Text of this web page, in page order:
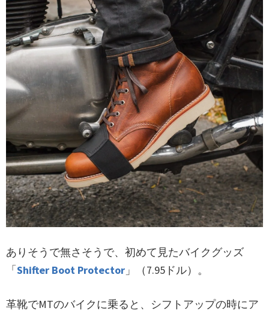
ありそうで無さそうで、初めて見たバイクグッズ
「Shifter Boot Protector 」（7.95ドル）。
革靴でMTのバイクに乗ると、シフトアップの時にア